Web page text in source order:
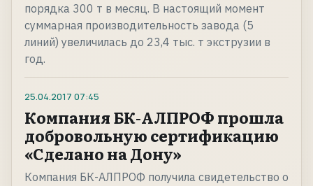
порядка 300 т в месяц. В настоящий момент
суммарная производительность завода (5
линий) увеличилась до 23,4 тыс. т экструзии в
год.
25.04.2017 07:45
Компания БК-АЛПРОФ прошла
добровольную сертификацию
«Сделано на Дону»
Компания БК-АЛПРОФ получила свидетельство о